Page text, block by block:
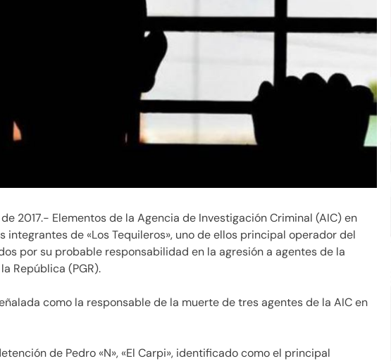
2017.- Elementos de la Agencia de Investigación Criminal (AIC) en
integrantes de «Los Tequileros», uno de ellos principal operador del
por su probable responsabilidad en la agresión a agentes de la
República (PGR).
como la responsable de la muerte de tres agentes de la AIC en
de Pedro «N», «El Carpi», identificado como el principal